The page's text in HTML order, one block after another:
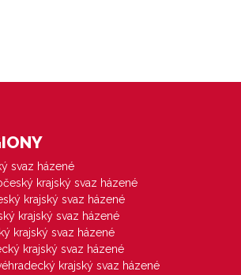
svaz házené
krajský svaz házené
krajský svaz házené
krajský svaz házené
krajský svaz házené
krajský svaz házené
krajský svaz házené